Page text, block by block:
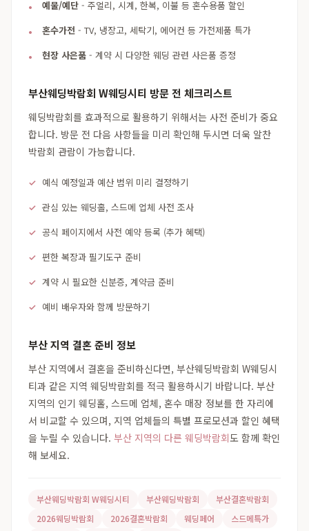
예물/예단 - 주얼리, 시계, 한복, 이불 등 혼수용품 할인
혼수가전 - TV, 냉장고, 세탁기, 에어컨 등 가전제품 특가
현장 사은품 - 계약 시 다양한 웨딩 관련 사은품 증정
부산웨딩박람회 W웨딩시티 방문 전 체크리스트
웨딩박람회를 효과적으로 활용하기 위해서는 사전 준비가 중요
합니다. 방문 전 다음 사항들을 미리 확인해 두시면 더욱 알찬
박람회 관람이 가능합니다.
예식 예정일과 예산 범위 미리 결정하기
관심 있는 웨딩홀, 스드메 업체 사전 조사
공식 페이지에서 사전 예약 등록 (추가 혜택)
편한 복장과 필기도구 준비
계약 시 필요한 신분증, 계약금 준비
예비 배우자와 함께 방문하기
부산 지역 결혼 준비 정보
부산 지역에서 결혼을 준비하신다면, 부산웨딩박람회 W웨딩시
티과 같은 지역 웨딩박람회를 적극 활용하시기 바랍니다. 부산
지역의 인기 웨딩홀, 스드메 업체, 혼수 매장 정보를 한 자리에
서 비교할 수 있으며, 지역 업체들의 특별 프로모션과 할인 혜택
을 누릴 수 있습니다. 부산 지역의 다른 웨딩박람회도 함께 확인
해 보세요.
부산웨딩박람회 W웨딩시티 부산웨딩박람회
부산결혼박람회
2026웨딩박람회
2026결혼박람회 웨딩페어
스드메특가